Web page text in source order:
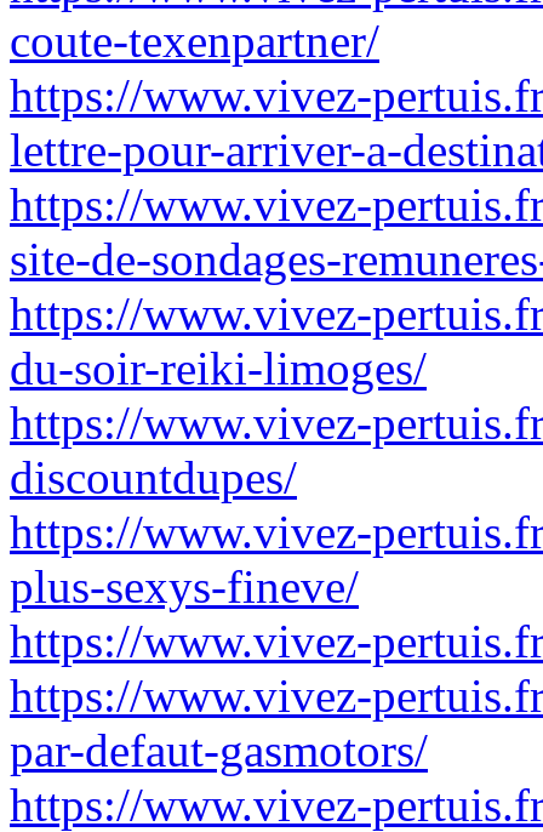
coute-texenpartner/
https://www.vivez-
lettre-pour-arriver-a-
https://www.vivez-
site-de-sondages-
https://www.vivez-
du-soir-reiki-limoges/
https://www.vivez-
discountdupes/
https://www.vivez-
plus-sexys-fineve/
https://www.vivez-
https://www.vivez-
par-defaut-gasmotors/
https://www.vivez-